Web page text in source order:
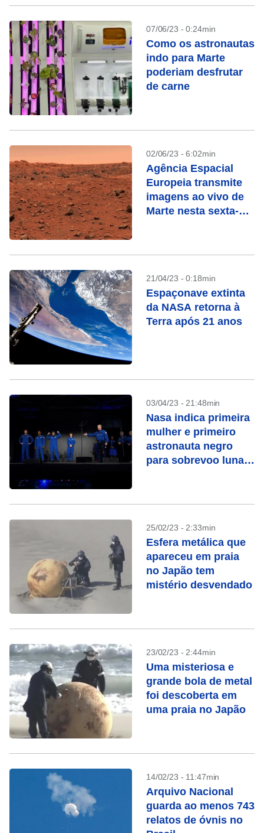
07/06/23 - 0:24min
Como os astronautas
indo para Marte
poderiam desfrutar
de carne
02/06/23 - 6:02min
Agência Espacial
Europeia transmite
imagens ao vivo de
Marte nesta sexta-
21/04/23 - 0:18min
Espaçonave extinta
da NASA retorna à
Terra após 21 anos
03/04/23 - 21:48min
Nasa indica primeira
mulher e primeiro
astronauta negro
para sobrevoo lunar
25/02/23 - 2:33min
Esfera metálica que
apareceu em praia
no Japão tem
mistério desvendado
23/02/23 - 2:44min
Uma misteriosa e
grande bola de metal
foi descoberta em
uma praia no Japão
14/02/23 - 11:47min
Arquivo Nacional
guarda ao menos 743
relatos de óvnis no